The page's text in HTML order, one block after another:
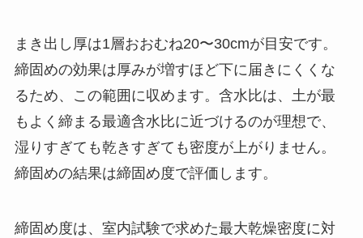
まき出し厚は1層おおむね20〜30cmが目安です。
締固めの効果は厚みが増すほど下に届きにくくな
るため、この範囲に収めます。含水比は、土が最
もよく締まる最適含水比に近づけるのが理想で、
湿りすぎても乾きすぎても密度が上がりません。
締固めの結果は締固め度で評価します。
締固め度は、室内試験で求めた最大乾燥密度に対